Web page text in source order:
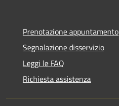
Prenotazione appuntamento
Segnalazione disservizio
Leggi le FAQ
Richiesta assistenza